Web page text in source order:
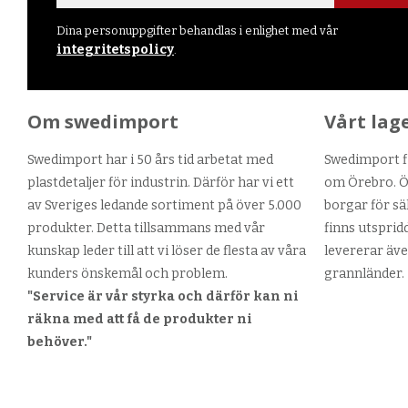
Dina personuppgifter behandlas i enlighet med vår
integritetspolicy.
Om swedimport
Swedimport har i 50 års tid arbetat med
plastdetaljer för industrin. Därför har vi ett
av Sveriges ledande sortiment på över 5.000
produkter. Detta tillsammans med vår
kunskap leder till att vi löser de flesta av våra
kunders önskemål och problem.
"Service är vår styrka och därför kan ni
räkna med att få de produkter ni
behöver."
Vårt
Swedimport
om Örebro.
borgar för
finns
levererar
grannländer.